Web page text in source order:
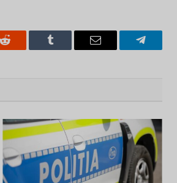
Reddit Tumblr Email